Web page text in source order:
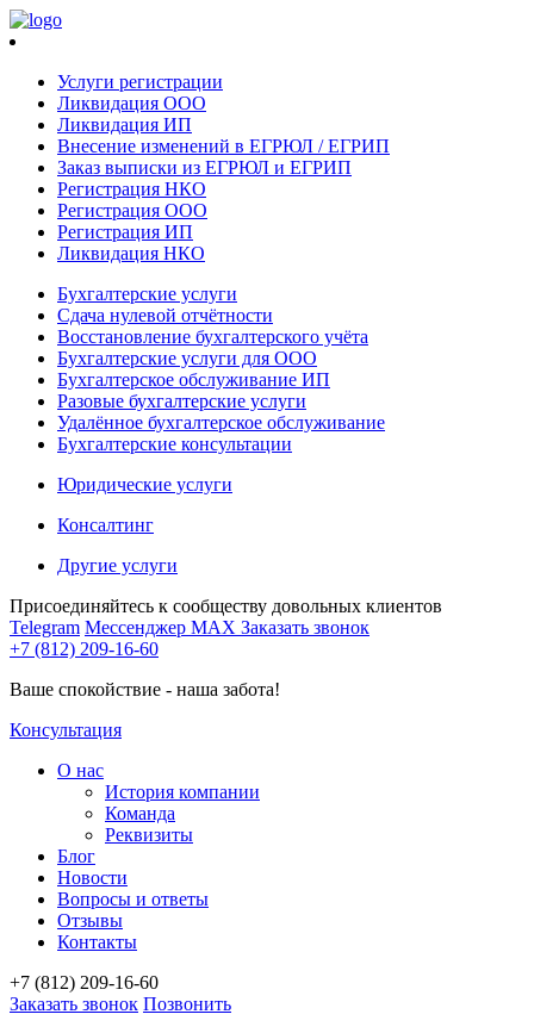
Услуги регистрации
Ликвидация ООО
Ликвидация ИП
Внесение изменений в ЕГРЮЛ / ЕГРИП
Заказ выписки из ЕГРЮЛ и ЕГРИП
Регистрация НКО
Регистрация ООО
Регистрация ИП
Ликвидация НКО
Бухгалтерские услуги
Сдача нулевой отчётности
Восстановление бухгалтерского учёта
Бухгалтерские услуги для ООО
Бухгалтерское обслуживание ИП
Разовые бухгалтерские услуги
Удалённое бухгалтерское обслуживание
Бухгалтерские консультации
Юридические услуги
Консалтинг
Другие услуги
Присоединяйтесь к сообществу довольных клиентов
Telegram Мессенджер MAX Заказать звонок
+7 (812) 209-16-60
Ваше спокойствие - наша забота!
Консультация
О нас
История компании
Команда
Реквизиты
Блог
Новости
Вопросы и ответы
Отзывы
Контакты
+7 (812) 209-16-60
Заказать звонок Позвонить